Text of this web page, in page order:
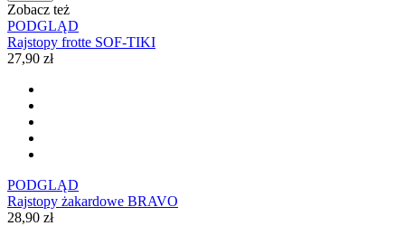
Zobacz też
PODGLĄD
Rajstopy frotte SOF-TIKI
27,90 zł
PODGLĄD
Rajstopy żakardowe BRAVO
28,90 zł